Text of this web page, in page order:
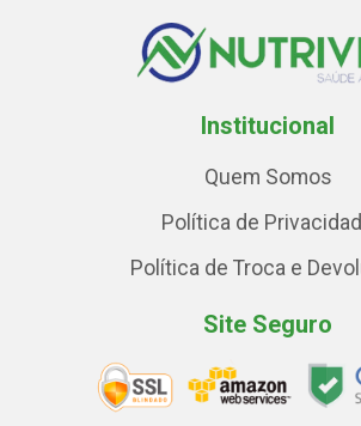
Institucional
Quem Somos
Política de
Política de Troca e
Site Seguro